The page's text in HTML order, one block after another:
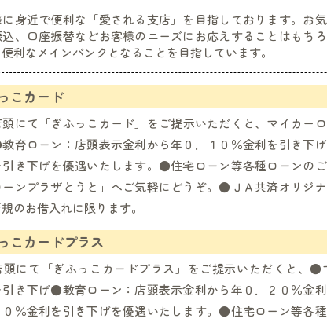
身近で便利な「愛される支店」を目指しております。お
、口座振替などお客様のニーズにお応えすることはもち
利なメインバンクとなることを目指しています。
こカード
にて「ぎふっこカード」をご提示いただくと、マイカー
育ローン：店頭表示金利から年０．１０％金利を引き下
き下げを優遇いたします。●住宅ローン等各種ローンの
ンプラザとうと」へご気軽にどうぞ。●ＪＡ共済オリジ
のお借入れに限ります。
こカードプラス
頭にて「ぎふっこカードプラス」をご提示いただくと、●
き下げ●教育ローン：店頭表示金利から年０．２０％金
％金利を引き下げを優遇いたします。●住宅ローン等各